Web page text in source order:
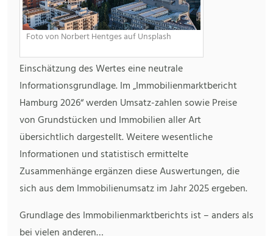
Foto von Norbert Hentges auf Unsplash
Einschätzung des Wertes eine neutrale
Informationsgrundlage. Im „Immobilienmarktbericht
Hamburg 2026“ werden Umsatz-zahlen sowie Preise
von Grundstücken und Immobilien aller Art
übersichtlich dargestellt. Weitere wesentliche
Informationen und statistisch ermittelte
Zusammenhänge ergänzen diese Auswertungen, die
sich aus dem Immobilienumsatz im Jahr 2025 ergeben.
Grundlage des Immobilienmarktberichts ist – anders als